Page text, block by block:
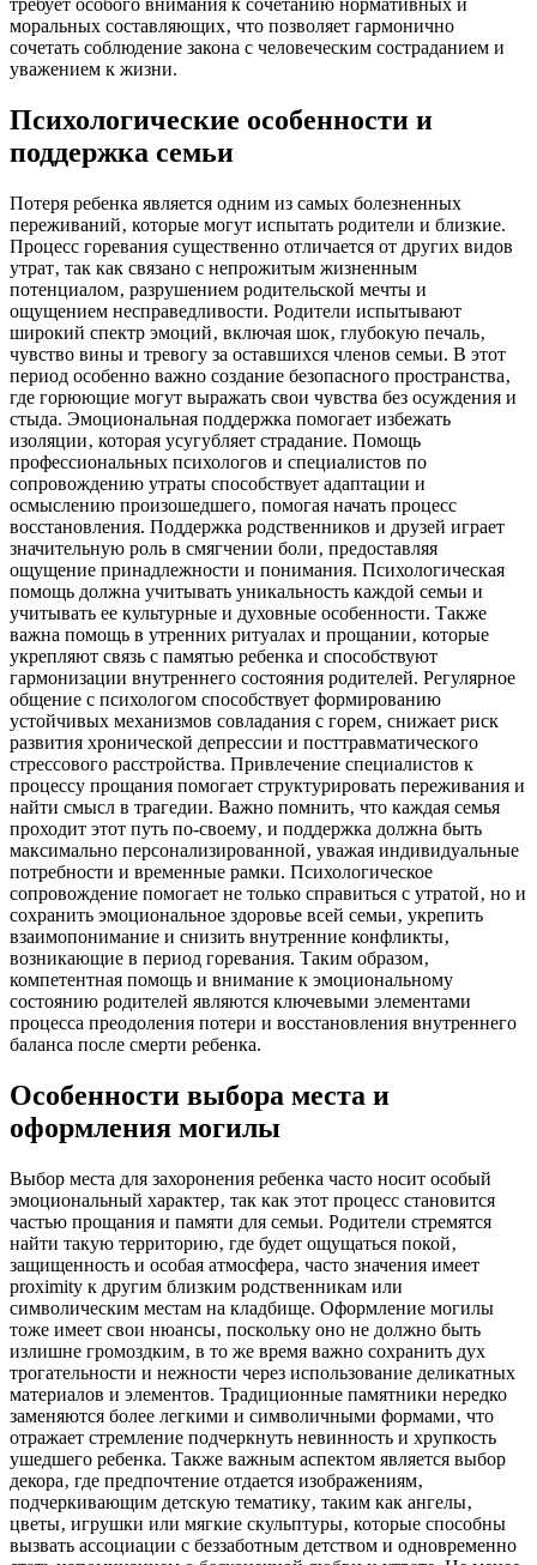
требует особого внимания к сочетанию нормативных и
моральных составляющих‚ что позволяет гармонично
сочетать соблюдение закона с человеческим состраданием и
уважением к жизни.
Психологические особенности и
поддержка семьи
Потеря ребенка является одним из самых болезненных
переживаний‚ которые могут испытать родители и близкие.
Процесс горевания существенно отличается от других видов
утрат‚ так как связано с непрожитым жизненным
потенциалом‚ разрушением родительской мечты и
ощущением несправедливости. Родители испытывают
широкий спектр эмоций‚ включая шок‚ глубокую печаль‚
чувство вины и тревогу за оставшихся членов семьи. В этот
период особенно важно создание безопасного пространства‚
где горюющие могут выражать свои чувства без осуждения и
стыда. Эмоциональная поддержка помогает избежать
изоляции‚ которая усугубляет страдание. Помощь
профессиональных психологов и специалистов по
сопровождению утраты способствует адаптации и
осмыслению произошедшего‚ помогая начать процесс
восстановления. Поддержка родственников и друзей играет
значительную роль в смягчении боли‚ предоставляя
ощущение принадлежности и понимания. Психологическая
помощь должна учитывать уникальность каждой семьи и
учитывать ее культурные и духовные особенности. Также
важна помощь в утренних ритуалах и прощании‚ которые
укрепляют связь с памятью ребенка и способствуют
гармонизации внутреннего состояния родителей. Регулярное
общение с психологом способствует формированию
устойчивых механизмов совладания с горем‚ снижает риск
развития хронической депрессии и посттравматического
стрессового расстройства. Привлечение специалистов к
процессу прощания помогает структурировать переживания и
найти смысл в трагедии. Важно помнить‚ что каждая семья
проходит этот путь по-своему‚ и поддержка должна быть
максимально персонализированной‚ уважая индивидуальные
потребности и временные рамки. Психологическое
сопровождение помогает не только справиться с утратой‚ но и
сохранить эмоциональное здоровье всей семьи‚ укрепить
взаимопонимание и снизить внутренние конфликты‚
возникающие в период горевания. Таким образом‚
компетентная помощь и внимание к эмоциональному
состоянию родителей являются ключевыми элементами
процесса преодоления потери и восстановления внутреннего
баланса после смерти ребенка.
Особенности выбора места и
оформления могилы
Выбор места для захоронения ребенка часто носит особый
эмоциональный характер‚ так как этот процесс становится
частью прощания и памяти для семьи. Родители стремятся
найти такую территорию‚ где будет ощущаться покой‚
защищенность и особая атмосфера‚ часто значения имеет
proximity к другим близким родственникам или
символическим местам на кладбище. Оформление могилы
тоже имеет свои нюансы‚ поскольку оно не должно быть
излишне громоздким‚ в то же время важно сохранить дух
трогательности и нежности через использование деликатных
материалов и элементов. Традиционные памятники нередко
заменяются более легкими и символичными формами‚ что
отражает стремление подчеркнуть невинность и хрупкость
ушедшего ребенка. Также важным аспектом является выбор
декора‚ где предпочтение отдается изображениям‚
подчеркивающим детскую тематику‚ таким как ангелы‚
цветы‚ игрушки или мягкие скульптуры‚ которые способны
вызвать ассоциации с беззаботным детством и одновременно